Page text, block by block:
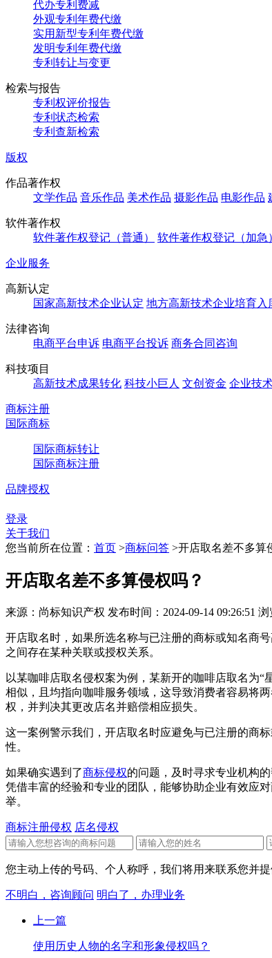
代办专利费减
外观专利年费代缴
实用新型专利年费代缴
发明专利年费代缴
专利转让与变更
检索与报告
专利权评价报告
专利状态检索
专利查新检索
版权
作品著作权
文学作品 音乐作品 美术作品 摄影作品 电影作品
软件著作权
软件著作权登记（普通）
软件著作权登记（加急
企业服务
高新认定
国家高新技术企业认定 地方高新技术企业培育入
法律咨询
电商平台申诉 电商平台投诉 商务合同咨询
科技项目
高新技术成果转化 科技小巨人 文创资金 企业技
商标注册
国际商标
国际商标转让
国际商标注册
品牌授权
登录
关于我们
您当前所在位置： 首页 >商标问答 >开店取名差不多算
开店取名差不多算侵权吗？
来源：尚标知识产权 发布时间：2024-09-14 09:26:51 浏
开店取名时，如果所选名称与已注册的商标或知名商
之间存在某种关联或授权关系。
以某咖啡店取名侵权案为例，某新开的咖啡店取名为
相似，且均指向咖啡服务领域，这导致消费者容易将
权，并判决其更改店名并赔偿相应损失。
这一案例警示我们，开店取名时应避免与已注册的商
性。
如果确实遇到了商标侵权的问题，及时寻求专业机构
凭借丰富的经验和专业的团队，能够协助企业有效应
举。
商标注册侵权 店名侵权
您主动上传的号码、个人称呼，我们将用来联系您并
不明白，咨询顾问 明白了，办理业务
上一篇
使用历史人物的名字和形象侵权吗？